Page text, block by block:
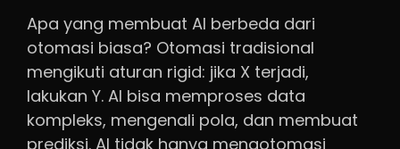
Apa yang membuat AI berbeda dari
otomasi biasa? Otomasi tradisional
mengikuti aturan rigid: jika X terjadi,
lakukan Y. AI bisa memproses data
kompleks, mengenali pola, dan membuat
prediksi. AI tidak hanya mengotomasi